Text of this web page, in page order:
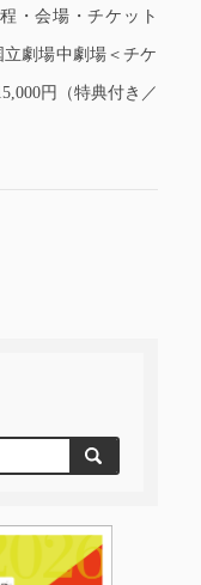
・会場・チケット
立劇場中劇場＜チケ
円（特典付き／